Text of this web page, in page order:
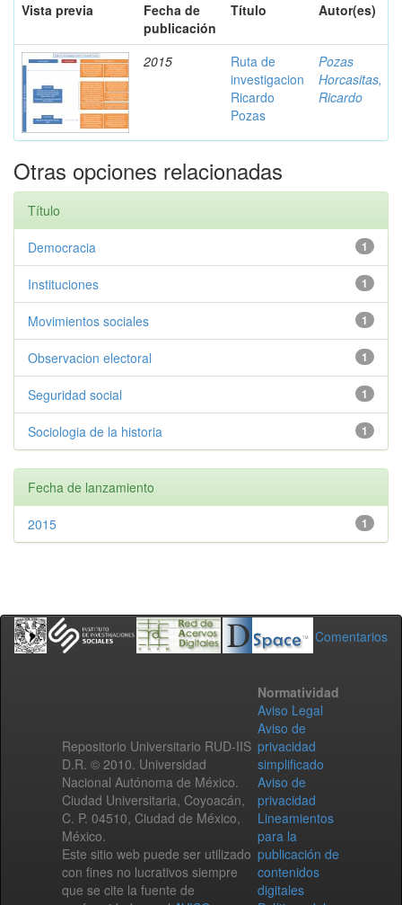
Vista previa
Fecha de
publicación
Título Autor(es)
2015
Ruta de
investigacion
Ricardo
Pozas
Pozas
Horcasitas,
Ricardo
Otras opciones relacionadas
Título
1
Democracia
1
Instituciones
1
Movimientos sociales
1
Observacion electoral
1
Seguridad social
1
Sociologia de la historia
Fecha de lanzamiento
1
2015
Comentarios
Repositorio Universitario RUD-IIS
D.R. © 2010. Universidad
Nacional Autónoma de México.
Ciudad Universitaria, Coyoacán,
C. P. 04510, Ciudad de México,
México.
Este sitio web puede ser utilizado
con fines no lucrativos siempre
que se cite la fuente de
Normatividad
Aviso Legal
Aviso de
privacidad
simplificado
Aviso de
privacidad
Lineamientos
para la
publicación de
contenidos
digitales